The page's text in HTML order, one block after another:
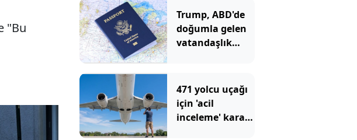
"Bu
anlaşıyor
Trump, ABD'de
doğumla gelen
vatandaşlık
471 yolcu uçağı
için 'acil
inceleme' kararı: